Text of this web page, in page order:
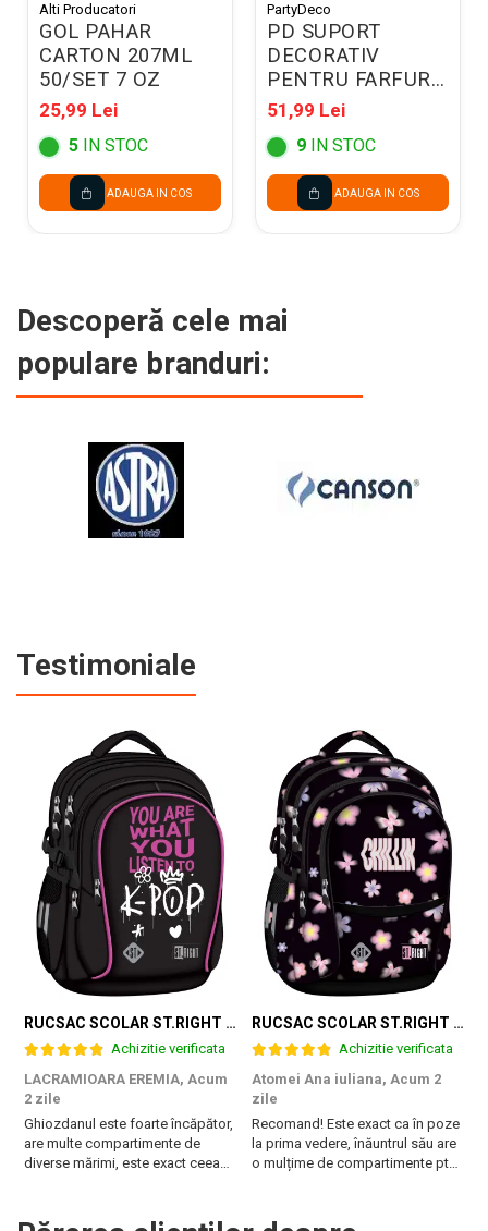
Alti Producatori
GOL PAHAR
CARTON 207ML
50/SET 7 OZ
25,99 Lei
5 IN STOC
ADAUGA IN COS
PartyDeco
PD SUPORT
DECORATIV
PENTRU FARFURII
35.5CM ALB
50/SET PPT9-008
51,99 Lei
9 IN STOC
ADAUGA IN COS
Descoperă cele mai
populare branduri:
Testimoniale
RUCSAC SCOLAR ST.RIGHT 4 COMPARTIMENTE BP-01 K-POP RHYTHM 698002
Achizitie verificata
LACRAMIOARA EREMIA, Acum
2 zile
Ghiozdanul este foarte încăpător,
are multe compartimente de
diverse mărimi, este exact ceea
RUCSAC SCOLAR ST.RIGHT 4 COMPARTIMENTE BP-01 FLOWER MOOD 697036
Achizitie verificata
Atomei Ana iuliana, Acum 2
zile
Recomand! Este exact ca în poze
la prima vedere, înăuntrul său are
o mulțime de compartimente pt
și pare foarte rezistent!